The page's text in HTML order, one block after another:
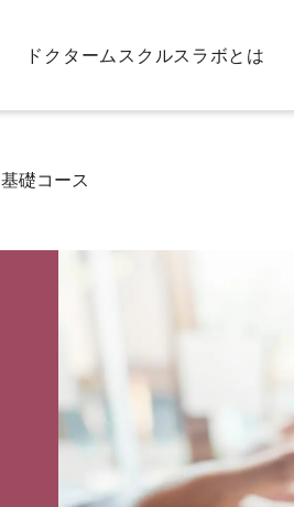
ドクタームスクルスラボとは
基礎コース